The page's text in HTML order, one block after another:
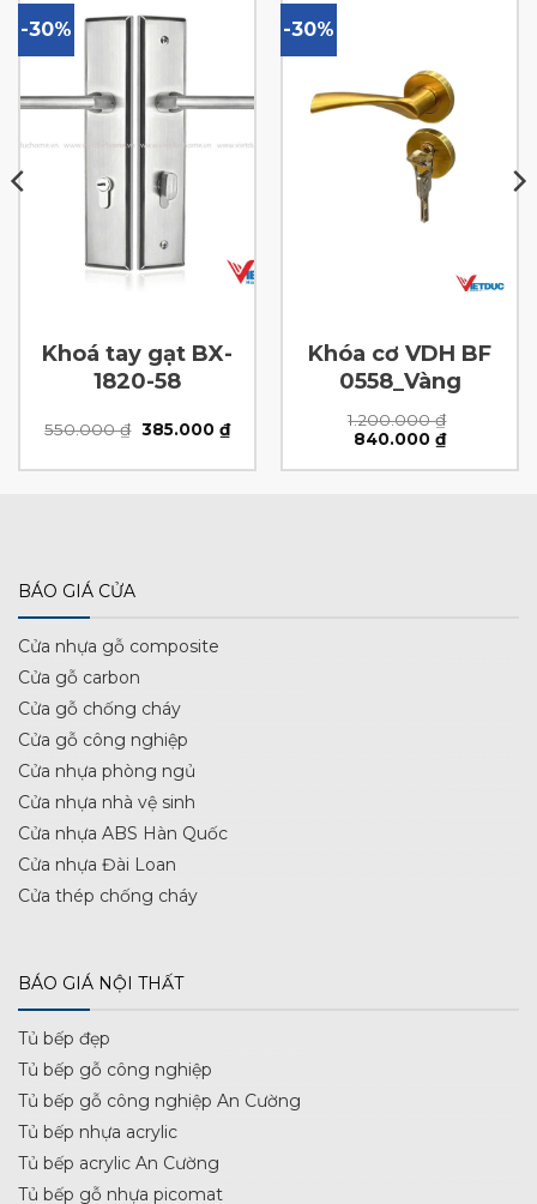
-30%
Khoá tay gạt BX-
1820-58
550.000₫ Giá
là:
385.000 ₫Giá
tại
-30%
Khóa cơ VDH BF
0558_Vàng
1.200.000₫
Giá
là:
840.000 ₫Giá
tại
BÁO GIÁ CỬA
Cửa nhựa gỗ composite
Cửa gỗ carbon
Cửa gỗ chống cháy
Cửa gỗ công nghiệp
Cửa nhựa phòng ngủ
Cửa nhựa nhà vệ sinh
Cửa nhựa ABS Hàn Quốc
Cửa nhựa Đài Loan
Cửa thép chống cháy
BÁO GIÁ NỘI THẤT
Tủ bếp đẹp
Tủ bếp gỗ công nghiệp
Tủ bếp gỗ công nghiệp An Cường
Tủ bếp nhựa acrylic
Tủ bếp acrylic An Cường
Tủ bếp gỗ nhựa picomat